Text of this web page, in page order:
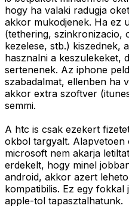
hogy ha valaki radugja
akkor mukodjenek. Ha ez
(tethering, szinkronizacio,
kezelese, stb.) kiszednek,
hasznalni a keszulekeket,
sertenenek. Az iphone
szabadalmat, ellenben ha
akkor extra szoftver
semmi.
A htc is csak ezekert
okbol targyalt. Alapvetoen
microsoft nem akarja
erdekelt, hogy minel
android, akkor azert
kompatibilis. Ez egy
apple-tol tapasztalhatunk.